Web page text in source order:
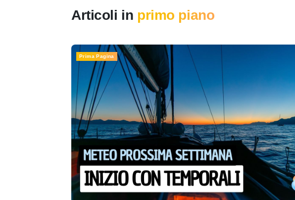
Articoli in primo piano
Prima Pagina